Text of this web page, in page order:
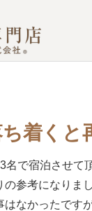
着く
名で宿泊させて
の参考になりま
なかったです